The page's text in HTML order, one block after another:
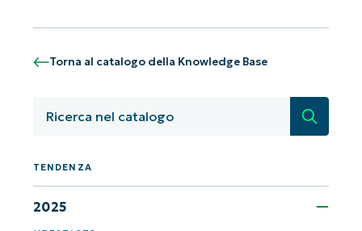
Torna al catalogo della Knowledge Base
Ricerca
TENDENZA
2025